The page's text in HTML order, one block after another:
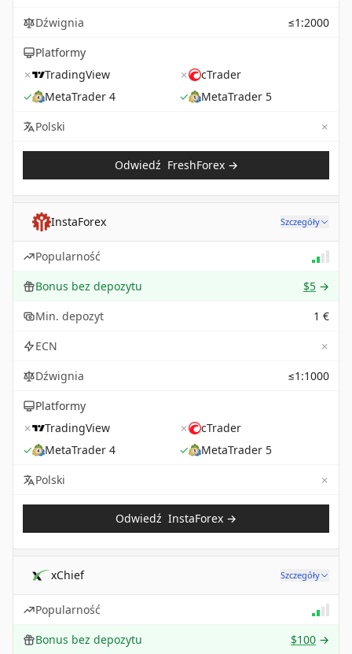
Dźwignia
≤1:2000
Platformy
✗
TradingView ✗
cTrader
✓
MetaTrader 4 ✓
MetaTrader 5
Polski
✗
Odwiedź FreshForex→
InstaForex Szczegóły
Popularność
Bonus bez depozytu
$5 →
Min. depozyt
1 €
ECN
✗
Dźwignia
≤1:1000
Platformy
✗
TradingView ✗
cTrader
✓
MetaTrader 4 ✓
MetaTrader 5
Polski
✗
Odwiedź InstaForex →
xChief Szczegóły
Popularność
Bonus bez depozytu
$100 →